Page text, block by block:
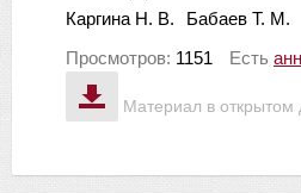
Материал в открытом
Каргина Н. В.
Бабаев Т. М.
Просмотров: 1151 Есть